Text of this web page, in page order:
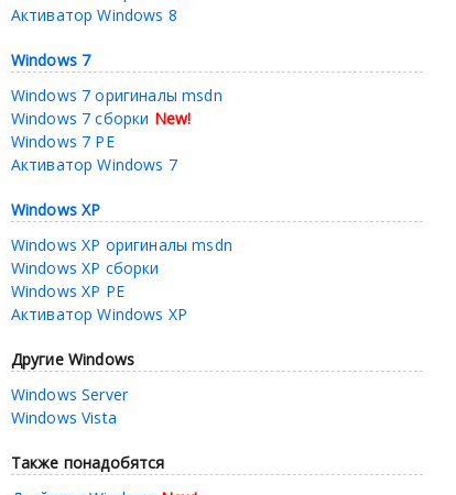
Активатор Windows 8
Windows 7
Windows 7 оригиналы msdn
Windows 7 сборки New!
Windows 7 PE
Активатор Windows 7
Windows XP
Windows XP оригиналы msdn
Windows XP сборки
Windows XP PE
Активатор Windows XP
Другие Windows
Windows Server
Windows Vista
Также понадобятся